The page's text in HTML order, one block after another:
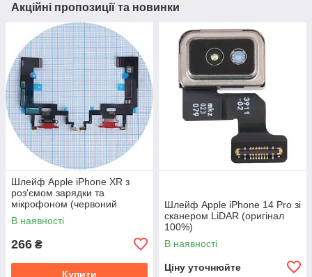
Акційні пропозиції та новинки
Шлейф Apple iPhone XR з
роз'ємом зарядки та
мікрофоном (червоний
оригінал Китай)
В наявності
266 ₴
Купити
Шлейф Apple iPhone 14 Pro зі
сканером LiDAR (оригінал
100%)
В наявності
Ціну уточнюйте